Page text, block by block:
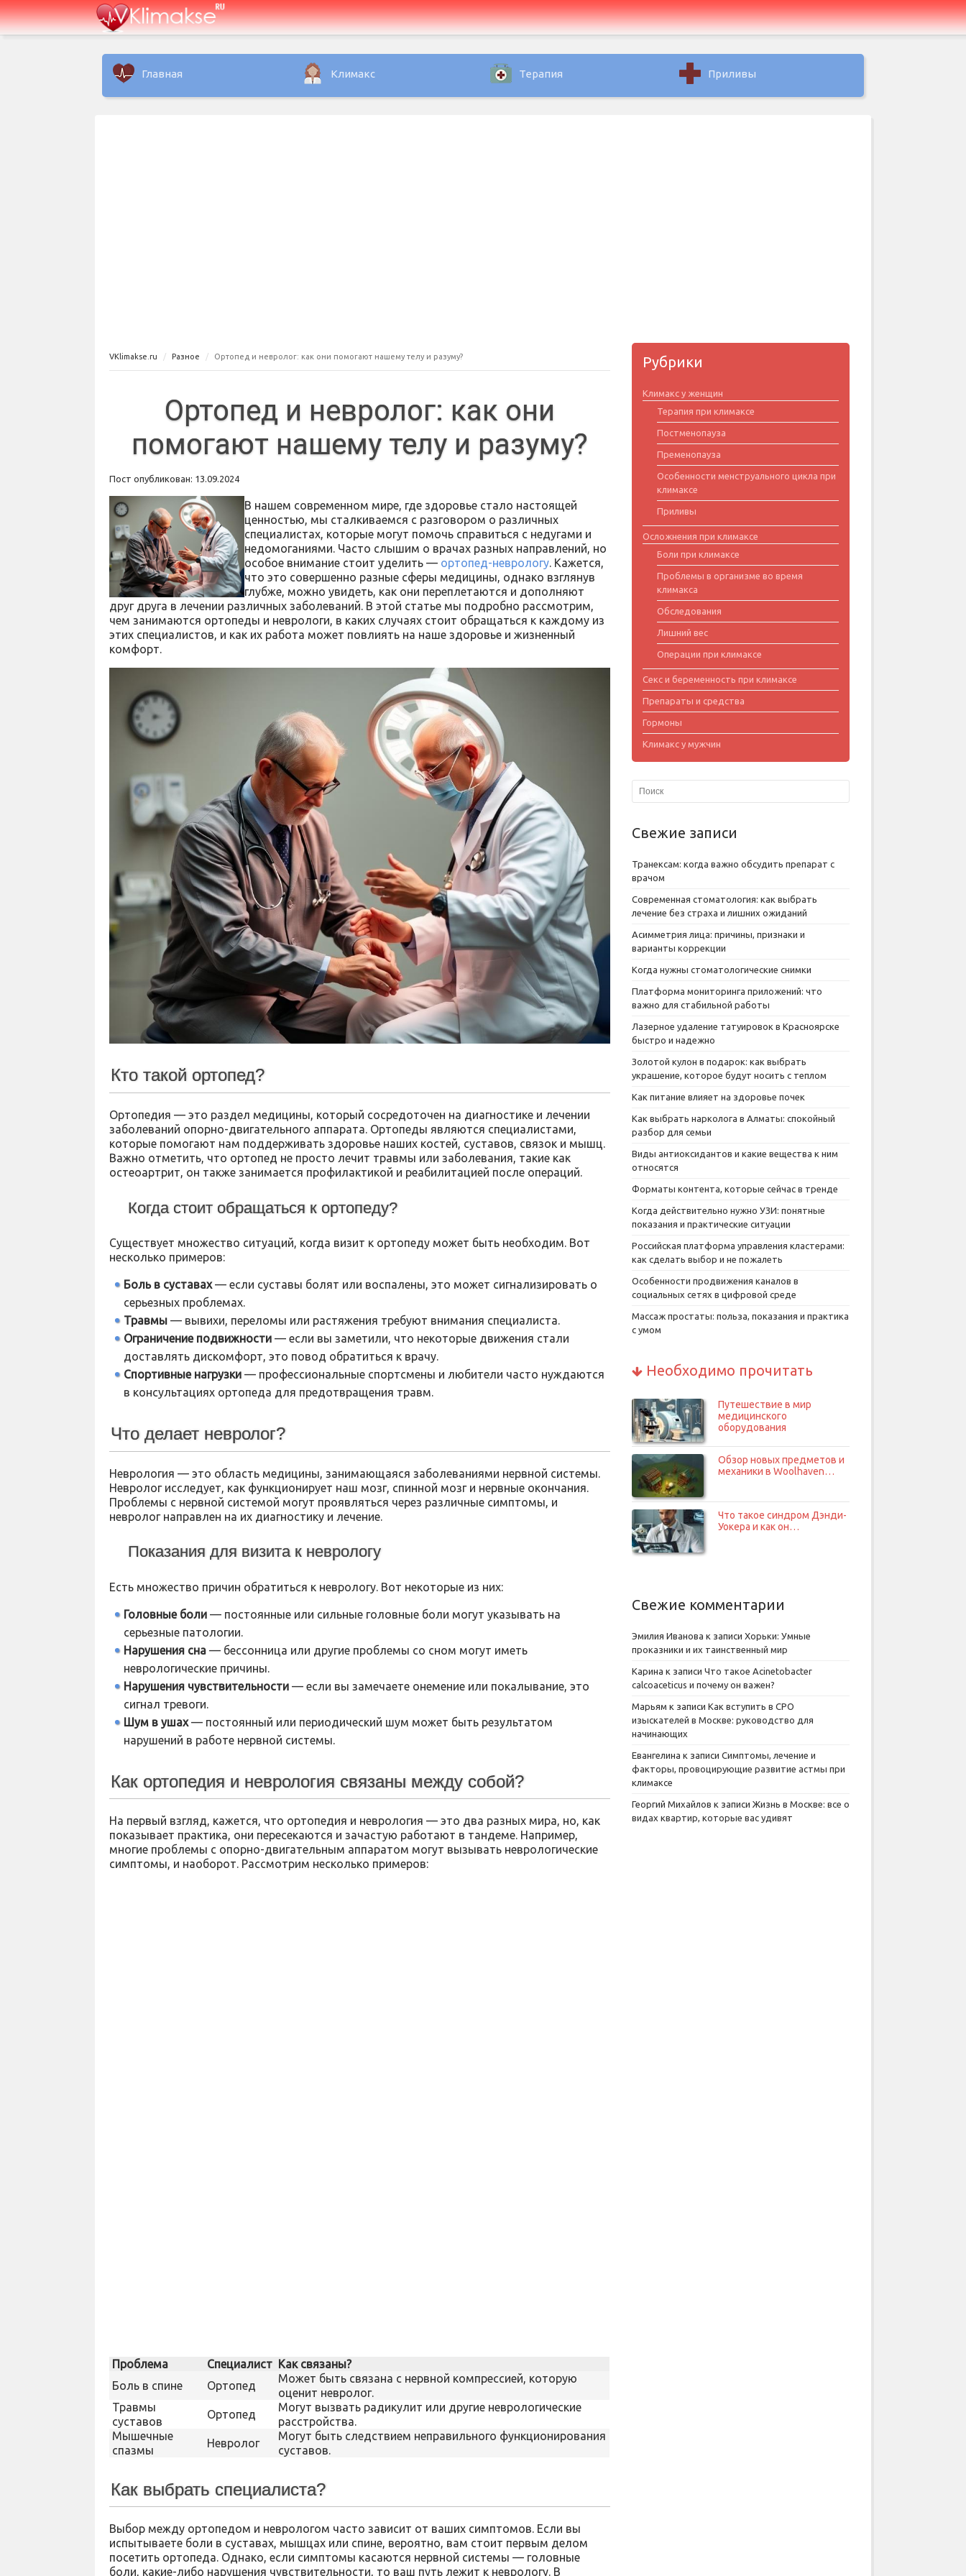
Главная Климакс Терапия Приливы
VKlimakse.ru Разное Ортопед и невролог: как они помогают нашему телу и разуму?
Ортопед и невролог: как они
помогают нашему телу и разуму?
Пост опубликован: 13.09.2024
В нашем современном мире, где здоровье стало настоящей
ценностью, мы сталкиваемся с разговором о различных
специалистах, которые могут помочь справиться с недугами и
недомоганиями. Часто слышим о врачах разных направлений, но
особое внимание стоит уделить — ортопед-неврологу. Кажется,
что это совершенно разные сферы медицины, однако взглянув
глубже, можно увидеть, как они переплетаются и дополняют
друг друга в лечении различных заболеваний. В этой статье мы подробно рассмотрим,
чем занимаются ортопеды и неврологи, в каких случаях стоит обращаться к каждому из
этих специалистов, и как их работа может повлиять на наше здоровье и жизненный
комфорт.
Кто такой ортопед?
Ортопедия — это раздел медицины, который сосредоточен на диагностике и лечении
заболеваний опорно-двигательного аппарата. Ортопеды являются специалистами,
которые помогают нам поддерживать здоровье наших костей, суставов, связок и мышц.
Важно отметить, что ортопед не просто лечит травмы или заболевания, такие как
остеоартрит, он также занимается профилактикой и реабилитацией после операций.
Когда стоит обращаться к ортопеду?
Существует множество ситуаций, когда визит к ортопеду может быть необходим. Вот
несколько примеров:
Боль в суставах— если суставы болят или воспалены, это может сигнализировать о
серьезных проблемах.
Травмы — вывихи, переломы или растяжения требуют внимания специалиста.
Ограничение подвижности — если вы заметили, что некоторые движения стали
доставлять дискомфорт, это повод обратиться к врачу.
Спортивные нагрузки — профессиональные спортсмены и любители часто нуждаются
в консультациях ортопеда для предотвращения травм.
Что делает невролог?
Неврология — это область медицины, занимающаяся заболеваниями нервной системы.
Невролог исследует, как функционирует наш мозг, спинной мозг и нервные окончания.
Проблемы с нервной системой могут проявляться через различные симптомы, и
невролог направлен на их диагностику и лечение.
Показания для визита к неврологу
Есть множество причин обратиться к неврологу. Вот некоторые из них:
Головные боли — постоянные или сильные головные боли могут указывать на
серьезные патологии.
Нарушения сна — бессонница или другие проблемы со сном могут иметь
неврологические причины.
Нарушения чувствительности — если вы замечаете онемение или покалывание, это
сигнал тревоги.
Шум в ушах— постоянный или периодический шум может быть результатом
нарушений в работе нервной системы.
Как ортопедия и неврология связаны между собой?
На первый взгляд, кажется, что ортопедия и неврология — это два разных мира, но, как
показывает практика, они пересекаются и зачастую работают в тандеме. Например,
многие проблемы с опорно-двигательным аппаратом могут вызывать неврологические
симптомы, и наоборот. Рассмотрим несколько примеров:
Проблема Специалист Как связаны?
Боль в спине
Ортопед
Может быть связана с нервной компрессией, которую
оценит невролог.
Травмы
суставов
Ортопед
Могут вызвать радикулит или другие неврологические
расстройства.
Мышечные
спазмы
Невролог
Могут быть следствием неправильного функционирования
суставов.
Как выбрать специалиста?
Выбор между ортопедом и неврологом часто зависит от ваших симптомов. Если вы
испытываете боли в суставах, мышцах или спине, вероятно, вам стоит первым делом
посетить ортопеда. Однако, если симптомы касаются нервной системы — головные
боли, какие-либо нарушения чувствительности, то ваш путь лежит к неврологу. В
Рубрики
Климакс у женщин
Терапия при климаксе
Постменопауза
Пременопауза
Особенности менструального цикла при
климаксе
Приливы
Осложнения при климаксе
Боли при климаксе
Проблемы в организме во время
климакса
Обследования
Лишний вес
Операции при климаксе
Секс и беременность при климаксе
Препараты и средства
Гормоны
Климакс у мужчин
Свежие записи
Транексам: когда важно обсудить препарат с
врачом
Современная стоматология: как выбрать
лечение без страха и лишних ожиданий
Асимметрия лица: причины, признаки и
варианты коррекции
Когда нужны стоматологические снимки
Платформа мониторинга приложений: что
важно для стабильной работы
Лазерное удаление татуировок в Красноярске
быстро и надежно
Золотой кулон в подарок: как выбрать
украшение, которое будут носить с теплом
Как питание влияет на здоровье почек
Как выбрать нарколога в Алматы: спокойный
разбор для семьи
Виды антиоксидантов и какие вещества к ним
относятся
Форматы контента, которые сейчас в тренде
Когда действительно нужно УЗИ: понятные
показания и практические ситуации
Российская платформа управления кластерами:
как сделать выбор и не пожалеть
Особенности продвижения каналов в
социальных сетях в цифровой среде
Массаж простаты: польза, показания и практика
с умом
Необходимо прочитать
Путешествие в мир
медицинского
оборудования
Обзор новых предметов и
механики в Woolhaven…
Что такое синдром Дэнди-
Уокера и как он…
Свежие комментарии
Эмилия Иванова к записи Хорьки: Умные
проказники и их таинственный мир
Карина к записи Что такое Acinetobacter
calcoaceticus и почему он важен?
Марьям к записи Как вступить в СРО
изыскателей в Москве: руководство для
начинающих
Евангелина к записи Симптомы, лечение и
факторы, провоцирующие развитие астмы при
климаксе
Георгий Михайлов к записи Жизнь в Москве: все о
видах квартир, которые вас удивят